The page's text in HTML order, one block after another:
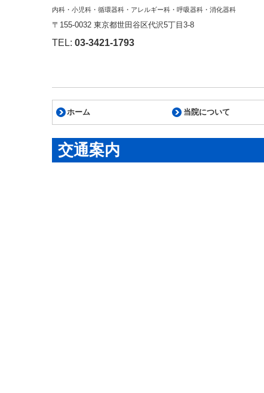
内科・小児科・循環器科・アレルギー科・呼吸器科・消化器科
〒155-0032 東京都世田谷区代沢5丁目3-8
TEL: 03-3421-1793
ホーム 当院について
交通案内